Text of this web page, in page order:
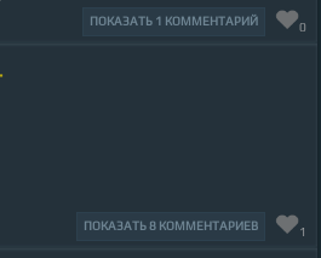
ПОКАЗАТЬ 1 КОММЕНТАРИЙ 0
ПОКАЗАТЬ 8 КОММЕНТАРИЕВ 1